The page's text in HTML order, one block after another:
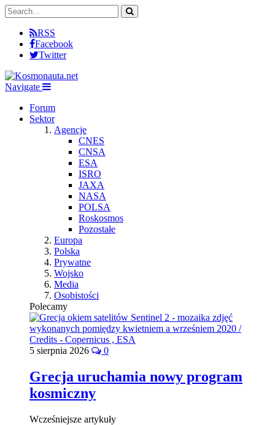
RSS
Facebook
Twitter
Navigate
Forum
Sektor
Agencje
CNES
CNSA
ESA
ISRO
JAXA
NASA
POLSA
Roskosmos
Pozostałe
Europa
Polska
Prywatne
Wojsko
Media
Osobistości
Polecamy
5 sierpnia 2026 0
Grecja uruchamia nowy program
kosmiczny
Wcześniejsze artykuły